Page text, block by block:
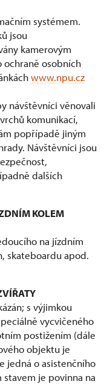
systémem.
jsou
kamerovým
ochraně osobních
www.npu.cz
návštěvníci věnovali
komunikací,
popřípadě jiným
Návštěvníci jsou
dalších
KOLEM
na jízdním
skateboardu apod.
s výjimkou
vycvičeného
postižením (dále
objektu je
jedná o asistenčního
je povinna na